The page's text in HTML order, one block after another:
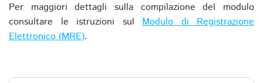
Per maggiori dettagli sulla compilazione del modulo
consultare le istruzioni sul Modulo di Registrazione
Elettronico (MRE).